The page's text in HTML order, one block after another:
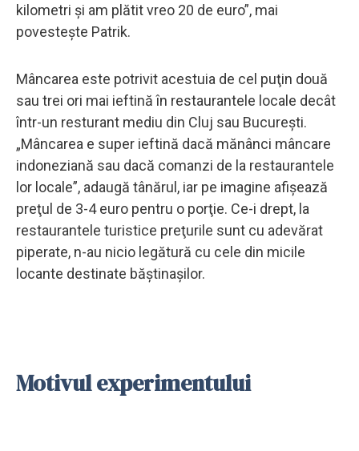
kilometri şi am plătit vreo 20 de euro”, mai
povesteşte Patrik.
Mâncarea este potrivit acestuia de cel puţin două
sau trei ori mai ieftină în restaurantele locale decât
într-un resturant mediu din Cluj sau Bucureşti.
„Mâncarea e super ieftină dacă mănânci mâncare
indoneziană sau dacă comanzi de la restaurantele
lor locale”, adaugă tânărul, iar pe imagine afişează
preţul de 3-4 euro pentru o porţie. Ce-i drept, la
restaurantele turistice preţurile sunt cu adevărat
piperate, n-au nicio legătură cu cele din micile
locante destinate băştinaşilor.
Motivul experimentului